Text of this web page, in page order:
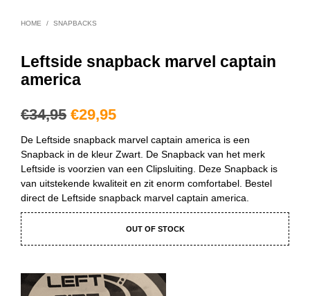
HOME / SNAPBACKS
Leftside snapback marvel captain
america
€34,95 €29,95
De Leftside snapback marvel captain america is een
Snapback in de kleur Zwart. De Snapback van het merk
Leftside is voorzien van een Clipsluiting. Deze Snapback is
van uitstekende kwaliteit en zit enorm comfortabel. Bestel
direct de Leftside snapback marvel captain america.
OUT OF STOCK